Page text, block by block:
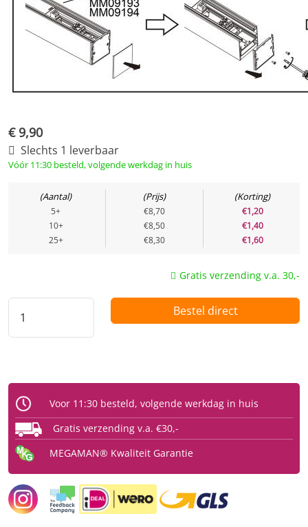
Functie
Nee
Fysiek
Accessoire
Meegeleverd
Toepassing
€ 9,90
Slechts 1 leverbaar
Vóór 11:30 besteld, volgende werkdag in huis
Aantal Prijs Korting
5+ €8,70
€1,20
10+
€8,50
€1,40
25+
€8,30 €1,60
Gratis verzending v.a. 30,-
Bestel direct
Voor 11:30 besteld, volgende werkdag in huis
Gratis verzending v.a. €30,-
MEGAMAN® Kwaliteit Garantie